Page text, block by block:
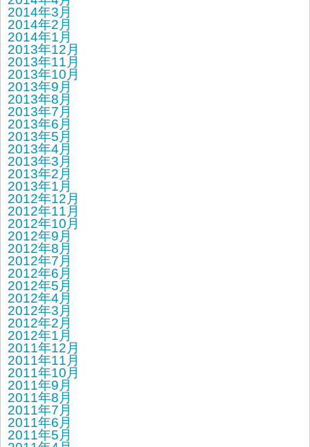
2014年3月
2014年2月
2014年1月
2013年12月
2013年11月
2013年10月
2013年9月
2013年8月
2013年7月
2013年6月
2013年5月
2013年4月
2013年3月
2013年2月
2013年1月
2012年12月
2012年11月
2012年10月
2012年9月
2012年8月
2012年7月
2012年6月
2012年5月
2012年4月
2012年3月
2012年2月
2012年1月
2011年12月
2011年11月
2011年10月
2011年9月
2011年8月
2011年7月
2011年6月
2011年5月